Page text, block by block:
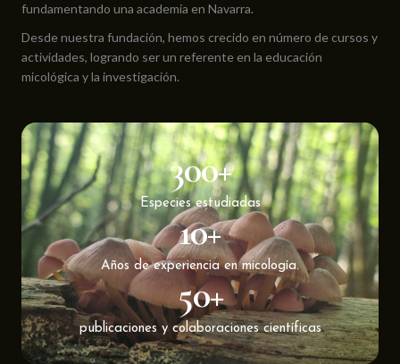
fundamentando una academia en Navarra.
Desde nuestra fundación, hemos crecido en número de cursos y
actividades, logrando ser un referente en la educación
micológica y la investigación.
300+
Especies estudiadas
10+
Años de experiencia en micología.
50+
publicaciones y colaboraciones científicas